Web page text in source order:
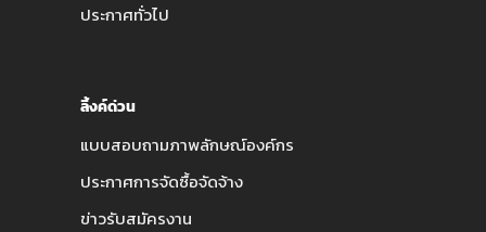
ประกาศทั่วไป
ลิ้งค์ด่วน
แบบสอบถามภาพลักษณ์องค์กร
ประกาศการจัดซื้อจัดจ้าง
ข่าวรับสมัครงาน